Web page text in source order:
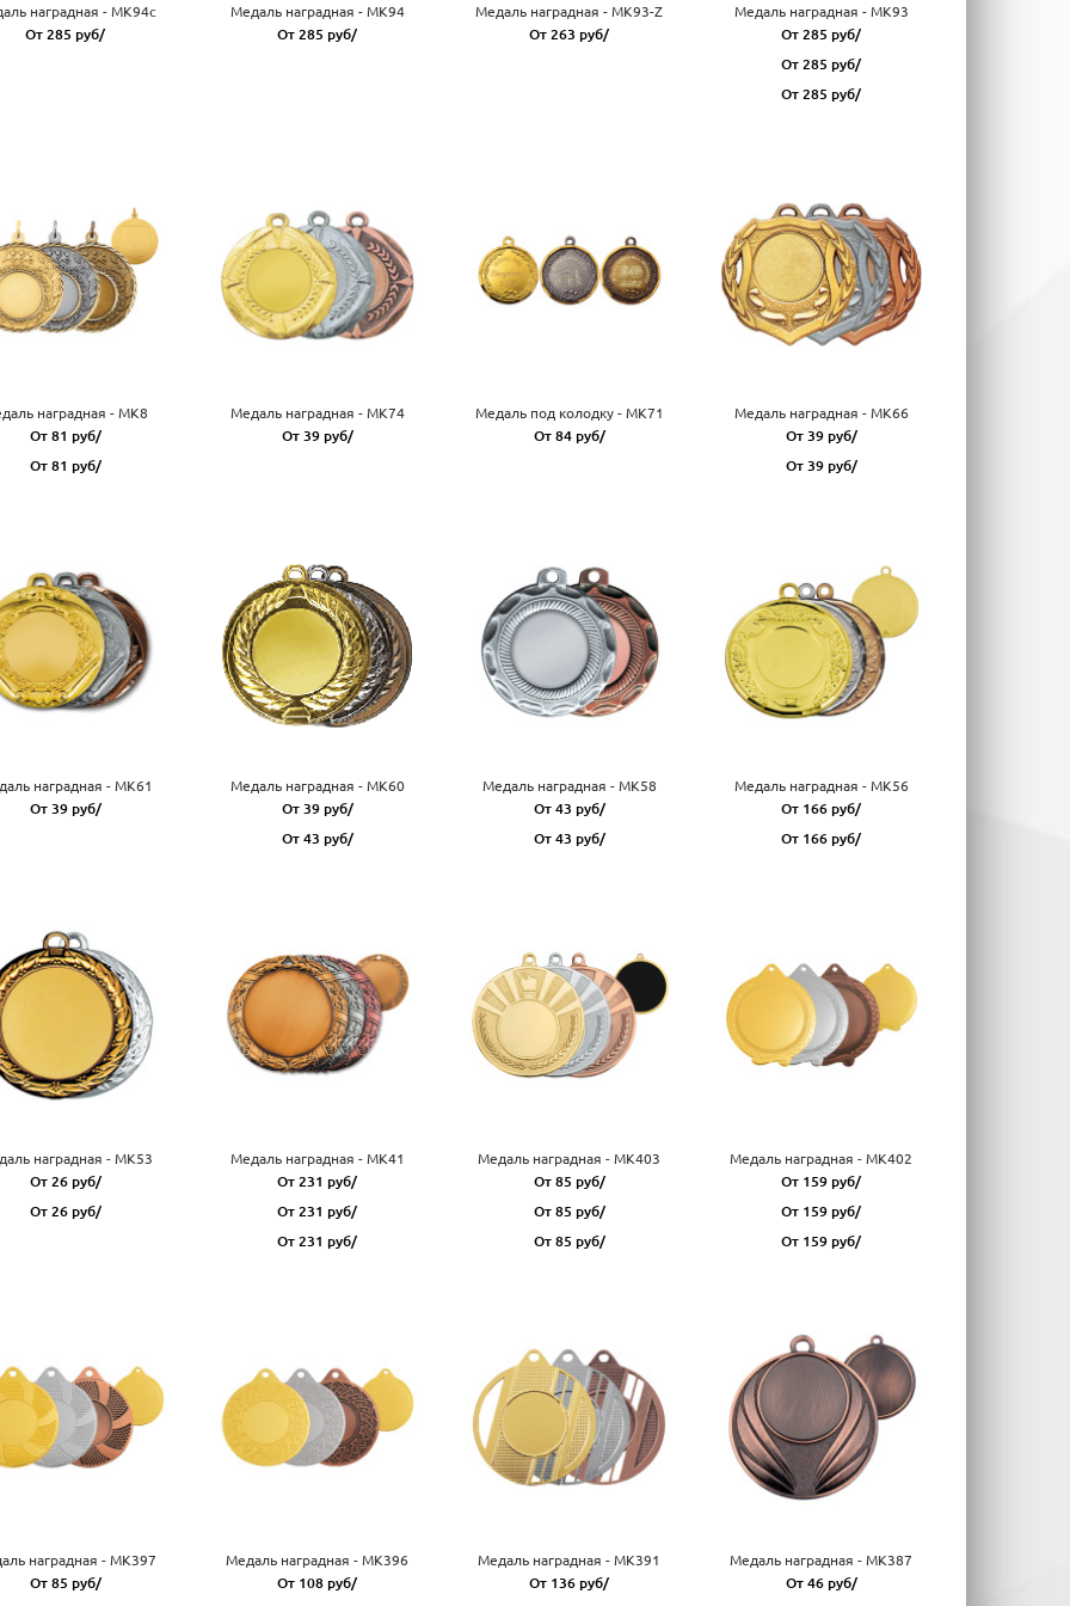
наградная - MK94c
От 285 руб/
Медаль наградная - MK94
От 285 руб/
Медаль наградная - MK93-Z
От 263 руб/
Медаль наградная - MK93
От 285 руб/
От 285 руб/
От 285 руб/
наградная - MK8
От 81 руб/
От 81 руб/
Медаль наградная - MK74
От 39 руб/
Медаль под колодку - MK71
От 84 руб/
Медаль наградная - MK66
От 39 руб/
От 39 руб/
наградная - MK61
От 39 руб/
Медаль наградная - MK60
От 39 руб/
От 43 руб/
Медаль наградная - MK58
От 43 руб/
От 43 руб/
Медаль наградная - MK56
От 166 руб/
От 166 руб/
наградная - MK53
От 26 руб/
От 26 руб/
Медаль наградная - MK41
От 231 руб/
От 231 руб/
От 231 руб/
Медаль наградная - MK403
От 85 руб/
От 85 руб/
От 85 руб/
Медаль наградная - MK402
От 159 руб/
От 159 руб/
От 159 руб/
наградная - MK397
От 85 руб/
Медаль наградная - MK396
От 108 руб/
Медаль наградная - MK391
От 136 руб/
Медаль наградная - MK387
От 46 руб/